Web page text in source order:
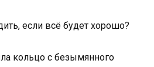
если всё будет хорошо?
кольцо с безымянного